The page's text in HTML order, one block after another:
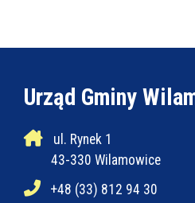
Urząd Gminy
ul. Rynek 1
43-330 Wilamowice
+48 (33) 812 94 30